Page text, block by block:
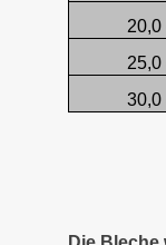
20,0
25,0
30,0